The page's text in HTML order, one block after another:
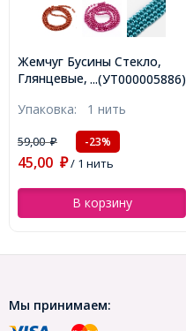
...(УТ000007648)
Бусины Гальваника Стекло,
под Нефрит,
Рондель, Цвет:
Фиолетовый, Размер:
8х5мм, Отв. 1мм, около
72шт/36см/нить,
Упаковка: 1 нить
218,00₽ -30%
153,00 ₽ / 1 нить
В корзину
Мы принимаем: